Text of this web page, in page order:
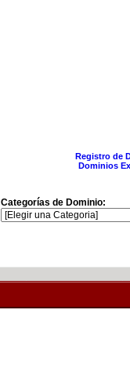
Registro de
Dominios
Categorías de Dominio: